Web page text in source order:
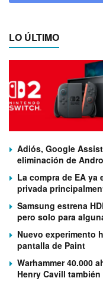
LO ÚLTIMO
Adiós, Google
eliminación de
La compra de EA ya
privada
Samsung estrena
pero solo para
Nuevo experimento
pantalla de Paint
Warhammer 40.000
Henry Cavill